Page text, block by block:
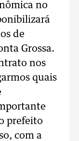
no
de
Grossa.
nos
quais
prefeito
com a